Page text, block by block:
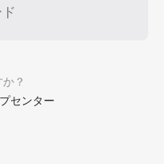
？
センター